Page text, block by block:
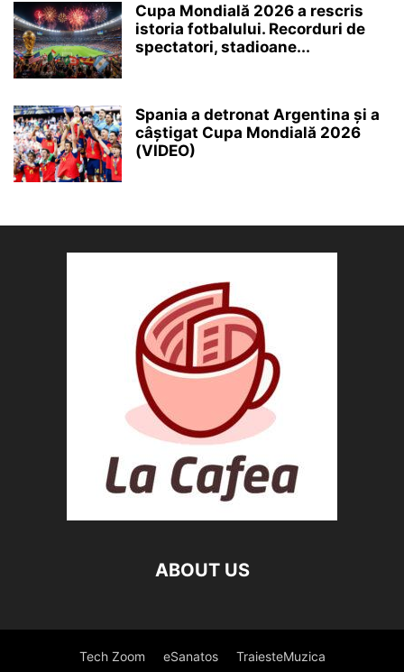
Cupa Mondială 2026 a rescris
istoria fotbalului. Recorduri de
spectatori, stadioane...
Spania a detronat Argentina și a
câștigat Cupa Mondială 2026
(VIDEO)
ABOUT US
Tech Zoom eSanatos TraiesteMuzica